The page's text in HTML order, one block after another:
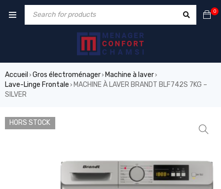
0
Accueil › Gros électroménager› Machine à laver›
Lave-Linge Frontale › MACHINE À LAVER BRANDT BLF742S 7KG –
SILVER
HORS STOCK